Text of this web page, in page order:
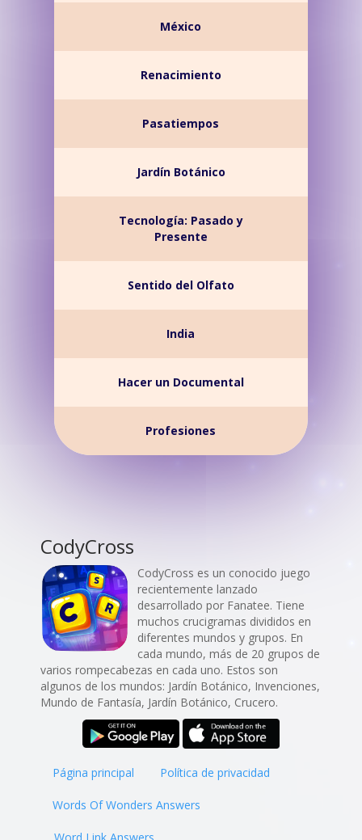
México
Renacimiento
Pasatiempos
Jardín Botánico
Tecnología: Pasado y
Presente
Sentido del Olfato
India
Hacer un Documental
Profesiones
CodyCross
CodyCross es un conocido juego
recientemente lanzado
desarrollado por Fanatee. Tiene
muchos crucigramas divididos en
diferentes mundos y grupos. En
cada mundo, más de 20 grupos de
varios rompecabezas en cada uno. Estos son
algunos de los mundos: Jardín Botánico, Invenciones,
Mundo de Fantasía, Jardín Botánico, Crucero.
Página principal Política de privacidad
Words Of Wonders Answers